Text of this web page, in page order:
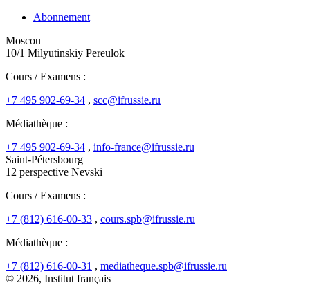
Abonnement
Moscou
10/1 Milyutinskiy Pereulok
Cours / Examens :
+7 495 902-69-34 , scc@ifrussie.ru
Médiathèque :
+7 495 902-69-34 , info-france@ifrussie.ru
Saint-Pétersbourg
12 perspective Nevski
Cours / Examens :
+7 (812) 616-00-33 , cours.spb@ifrussie.ru
Médiathèque :
+7 (812) 616-00-31 , mediatheque.spb@ifrussie.ru
© 2026, Institut français